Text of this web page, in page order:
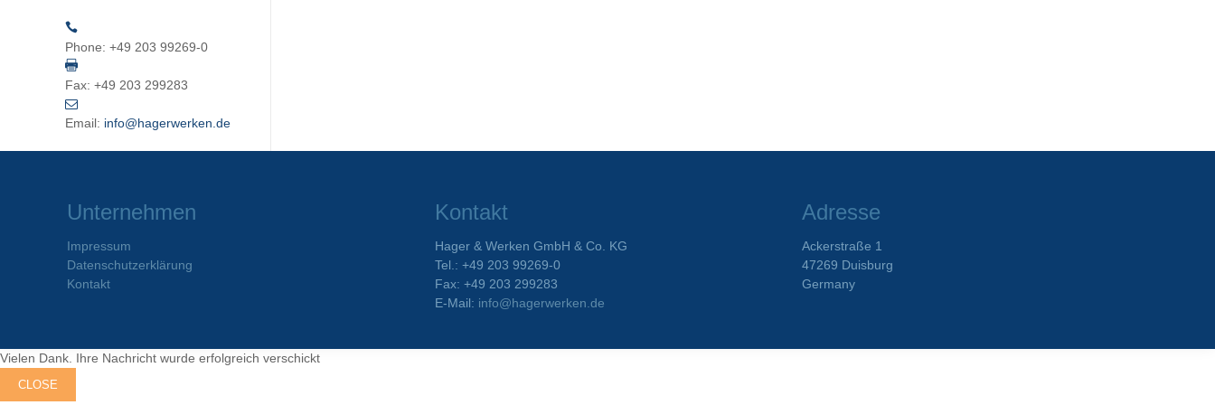
Phone: +49 203 99269-0
Fax: +49 203 299283
Email: info@hagerwerken.de
Unternehmen
Impressum
Datenschutzerklärung
Kontakt
Kontakt
Hager & Werken GmbH & Co. KG
Tel.: +49 203 99269-0
Fax: +49 203 299283
E-Mail: info@hagerwerken.de
Adresse
Ackerstraße 1
47269 Duisburg
Germany
Vielen Dank. Ihre Nachricht wurde erfolgreich verschickt
CLOSE